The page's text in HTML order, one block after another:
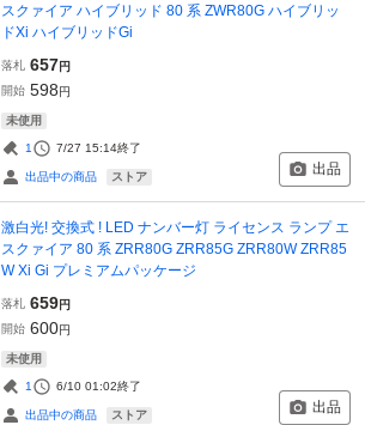
スクァイア ハイブリッド 80 系 ZWR80G ハイブリッ
ドXi ハイブリッドGi
落札 657円
開始 598円
未使用
1 7/27 15:14終了
出品中の商品 ストア 出品
激白光! 交換式 ! LED ナンバー灯 ライセンス ランプ エ
スクァイア 80 系 ZRR80G ZRR85G ZRR80W ZRR85
W Xi Gi プレミアムパッケージ
落札 659円
開始 600円
未使用
1 6/10 01:02終了
出品中の商品 ストア 出品